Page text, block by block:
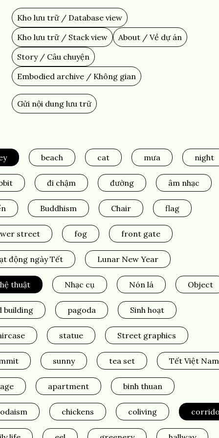
main
content
Main
navigation
Kho lưu trữ / Database view
Kho lưu trữ / Stack view
About / Về dự án
Story / Câu chuyện
Embodied archive / Không gian
Add
Gửi nội dung lưu trữ
beach cat mưa night
đi chậm đường âm nhạc
Buddhism Chair flag
street fog front gate
động ngày Tết Lunar New Year
thuật Nhạc cụ Nón lá Object
building pagoda Sinh hoạt
statue Street graphics
sunny tea set Tết Việt Nam
apartment binh thuan
chickens coliving